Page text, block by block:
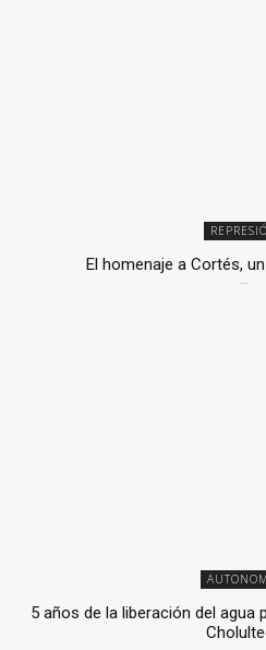
El homenaje a Cortés,
5 años de la liberación del agua